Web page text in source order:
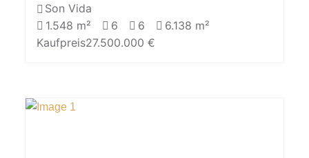
Son Vida
1.548 m²
6 6
6.138 m²
Kaufpreis27.500.000 €